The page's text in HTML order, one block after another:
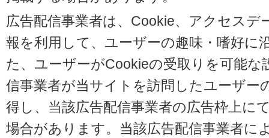
広告配信事業者は、Cookie、アクセスデ
報を利用して、ユーザーの趣味・嗜好に
た、ユーザーがCookieの受取りを可能
信事業者が当サイトを訪問したユーザー
得し、当該広告配信事業者の広告枠上に
場合があります。当該広告配信事業者に